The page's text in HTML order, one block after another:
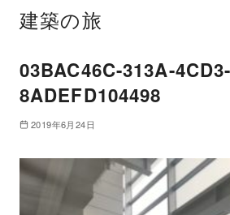
建築の旅
03BAC46C-313A-
8ADEFD104498
2019年6月24日